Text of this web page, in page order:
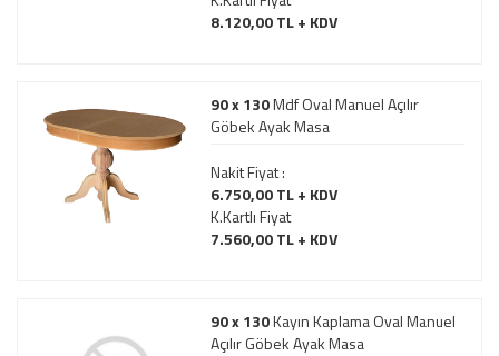
8.120,00 TL + KDV
90 x 130Mdf Oval Manuel Açılır
Göbek Ayak Masa
Nakit Fiyat :
6.750,00 TL + KDV
K.Kartlı Fiyat
7.560,00 TL + KDV
90 x 130Kayın Kaplama Oval Manuel
Açılır Göbek Ayak Masa